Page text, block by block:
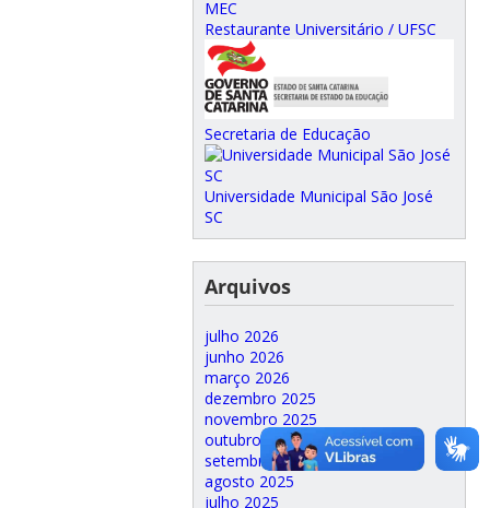
MEC
Restaurante Universitário / UFSC
Secretaria de Educação
Universidade Municipal São José
SC
Arquivos
julho 2026
junho 2026
março 2026
dezembro 2025
novembro 2025
outubro 2025
setembro 2025
agosto 2025
julho 2025